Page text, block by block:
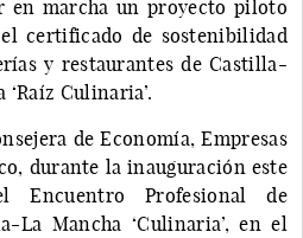
en marcha un proyecto piloto
certificado de sostenibilidad
y restaurantes de Castilla-
Culinaria’.
de Economía, Empresas
durante la inauguración este
Encuentro Profesional de
La Mancha ‘Culinaria’, en el